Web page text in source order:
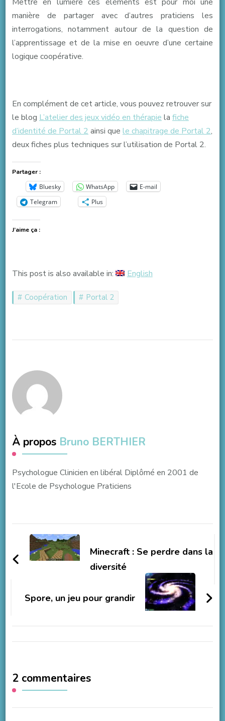
manière de partager avec d’autres praticiens les
interrogations, notamment autour de la question de
l’apprentissage et de la mise en oeuvre d’une certaine
logique coopérative.
En complément de cet article, vous pouvez retrouver sur
le blog L’atelier des jeux vidéo en thérapie la fiche
d’identité de Portal 2 ainsi que le chapitrage de Portal 2,
deux fiches plus techniques sur l’utilisation de Portal 2.
Partager :
Bluesky WhatsApp
E-mail
Telegram
Plus
J’aime ça :
This post is also available in: English
Coopération Portal 2
À propos Bruno BERTHIER
Psychologue Clinicien en libéral Diplômé en 2001 de
l'Ecole de Psychologue Praticiens
Navigation
d'article
Minecraft : Se perdre dans la
diversité
Spore, un jeu pour grandir
2 commentaires